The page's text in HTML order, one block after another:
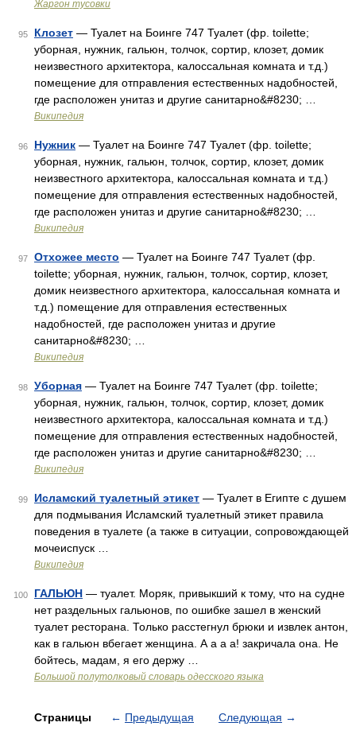
Жаргон тусовки
95 Клозет — Туалет на Боинге 747 Туалет (фр. toilette;
уборная, нужник, гальюн, толчок, сортир, клозет, домик
неизвестного архитектора, калоссальная комната и т.д.)
помещение для отправления естественных надобностей,
где расположен унитаз и другие санитарно&#8230; …
Википедия
96 Нужник — Туалет на Боинге 747 Туалет (фр. toilette;
уборная, нужник, гальюн, толчок, сортир, клозет, домик
неизвестного архитектора, калоссальная комната и т.д.)
помещение для отправления естественных надобностей,
где расположен унитаз и другие санитарно&#8230; …
Википедия
97 Отхожее место — Туалет на Боинге 747 Туалет (фр.
toilette; уборная, нужник, гальюн, толчок, сортир, клозет,
домик неизвестного архитектора, калоссальная комната и
т.д.) помещение для отправления естественных
надобностей, где расположен унитаз и другие
санитарно&#8230; …
Википедия
98 Уборная — Туалет на Боинге 747 Туалет (фр. toilette;
уборная, нужник, гальюн, толчок, сортир, клозет, домик
неизвестного архитектора, калоссальная комната и т.д.)
помещение для отправления естественных надобностей,
где расположен унитаз и другие санитарно&#8230; …
Википедия
99 Исламский туалетный этикет — Туалет в Египте с душем
для подмывания Исламский туалетный этикет правила
поведения в туалете (а также в ситуации, сопровождающей
мочеиспуск …
Википедия
100 ГАЛЬЮН — туалет. Моряк, привыкший к тому, что на судне
нет раздельных гальюнов, по ошибке зашел в женский
туалет ресторана. Только расстегнул брюки и извлек антон,
как в гальюн вбегает женщина. А а а а! закричала она. Не
бойтесь, мадам, я его держу …
Большой полутолковый словарь одесского языка
Страницы ← Предыдущая Следующая →